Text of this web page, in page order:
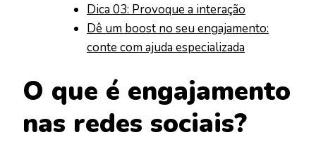
Dica 03: Provoque a interação
Dê um boost no seu engajamento:
conte com ajuda especializada
O que é engajamento
nas redes sociais?